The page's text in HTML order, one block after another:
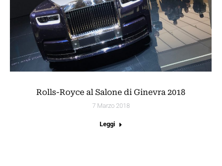
Rolls-Royce al Salone di Ginevra 2018
7 Marzo 2018
Leggi